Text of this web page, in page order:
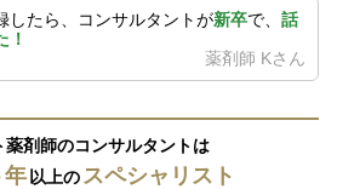
したら、コンサルタントが新卒で、 話
！
薬剤師 Kさん
薬剤師のコンサルタントは
年以上の スペシャリスト